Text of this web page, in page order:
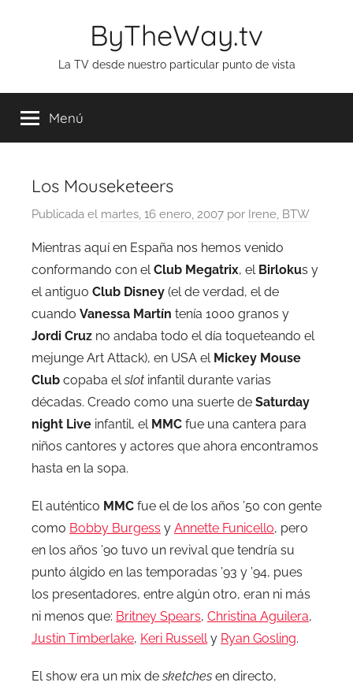
ByTheWay.tv
La TV desde nuestro particular punto de vista
Menú
Los Mouseketeers
Publicada el martes, 16 enero, 2007 por Irene, BTW
Mientras aquí en España nos hemos venido
conformando con el Club Megatrix, el Birlokus y
el antiguo Club Disney (el de verdad, el de
cuando Vanessa Martín tenía 1000 granos y
Jordi Cruz no andaba todo el día toqueteando el
mejunge Art Attack), en USA el Mickey Mouse
Club copaba elslot infantil durante varias
décadas. Creado como una suerte de Saturday
night Live infantil, el MMC fue una cantera para
niños cantores y actores que ahora encontramos
hasta en la sopa.
El auténtico MMC fue el de los años ’50 con gente
como Bobby Burgess y Annette Funicello, pero
en los años ’90 tuvo un revival que tendría su
punto álgido en las temporadas ’93 y ’94, pues
los presentadores, entre algún otro, eran ni más
ni menos que: Britney Spears, Christina Aguilera,
Justin Timberlake, Keri Russell y Ryan Gosling.
El show era un mix desketches en directo,